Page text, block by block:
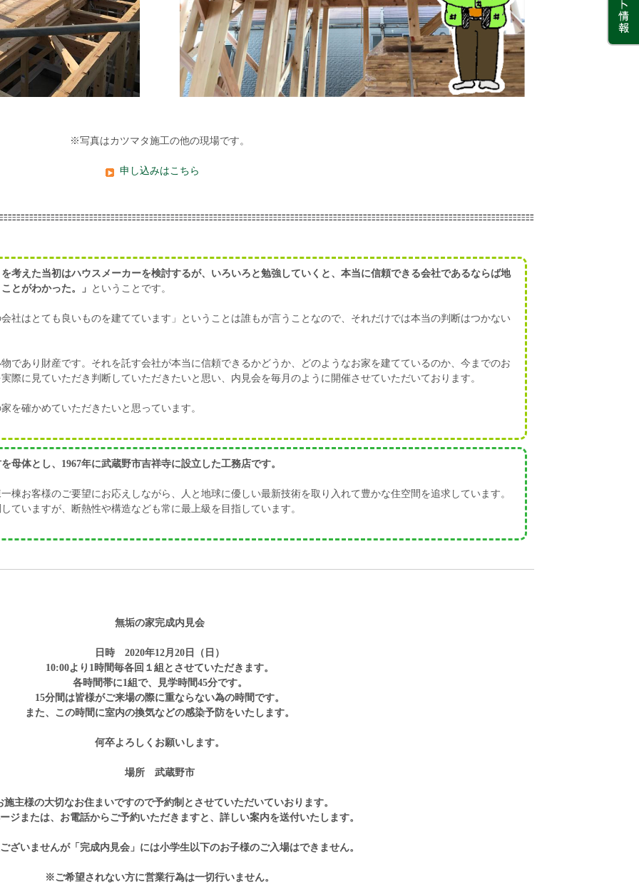
※写真はカツマタ施工の他の現場です。
申し込みはこちら
考えた当初はハウスメーカーを検討するが、いろいろと勉強していくと、本当に信頼できる会社であるならば地
とがわかった。」 ということです。
社はとても良いものを建てています」ということは誰もが言うことなので、それだけでは本当の判断はつかない
であり財産です。それを託す会社が本当に信頼できるかどうか、どのようなお家を建てているのか、今までのお
際に見ていただき判断していただきたいと思い、内見会を毎月のように開催させていただいております。
を確かめていただきたいと思っています。
母体とし、1967年に武蔵野市吉祥寺に設立した工務店です。
棟お客様のご要望にお応えしながら、人と地球に優しい最新技術を取り入れて豊かな住空間を追求しています。
ていますが、断熱性や構造なども常に最上級を目指しています。
無垢の家完成内見会
日時 2020年12月20日（日）
10:00より1時間毎各回１組とさせていただきます。
各時間帯に1組で、見学時間45分です。
15分間は皆様がご来場の際に重ならない為の時間です。
また、この時間に室内の換気などの感染予防をいたします。
何卒よろしくお願いします。
場所 武蔵野市
施主様の大切なお住まいですので予約制とさせていただいていおります。
ジまたは、お電話からご予約いただきますと、詳しい案内を送付いたします。
ざいませんが「完成内見会」には小学生以下のお子様のご入場はできません。
※ご希望されない方に営業行為は一切行いません。